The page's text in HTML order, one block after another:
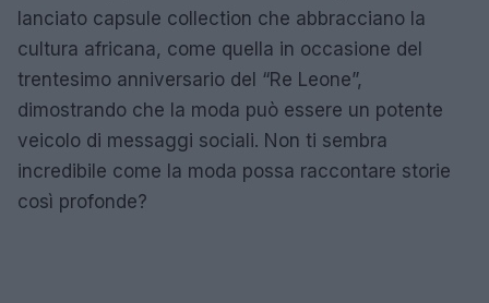
lanciato capsule collection che abbracciano la
cultura africana, come quella in occasione del
trentesimo anniversario del “Re Leone”,
dimostrando che la moda può essere un potente
veicolo di messaggi sociali. Non ti sembra
incredibile come la moda possa raccontare storie
così profonde?